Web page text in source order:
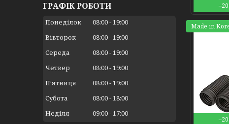
Made in
ГРАФІК РОБОТИ
Понеділок 08:00 19:00
Вівторок
08:00 19:00
Середа
08:00 19:00
Четвер
08:00 19:00
Пʼятниця
08:00 19:00
Субота
08:00 18:00
Неділя
09:00 17:00